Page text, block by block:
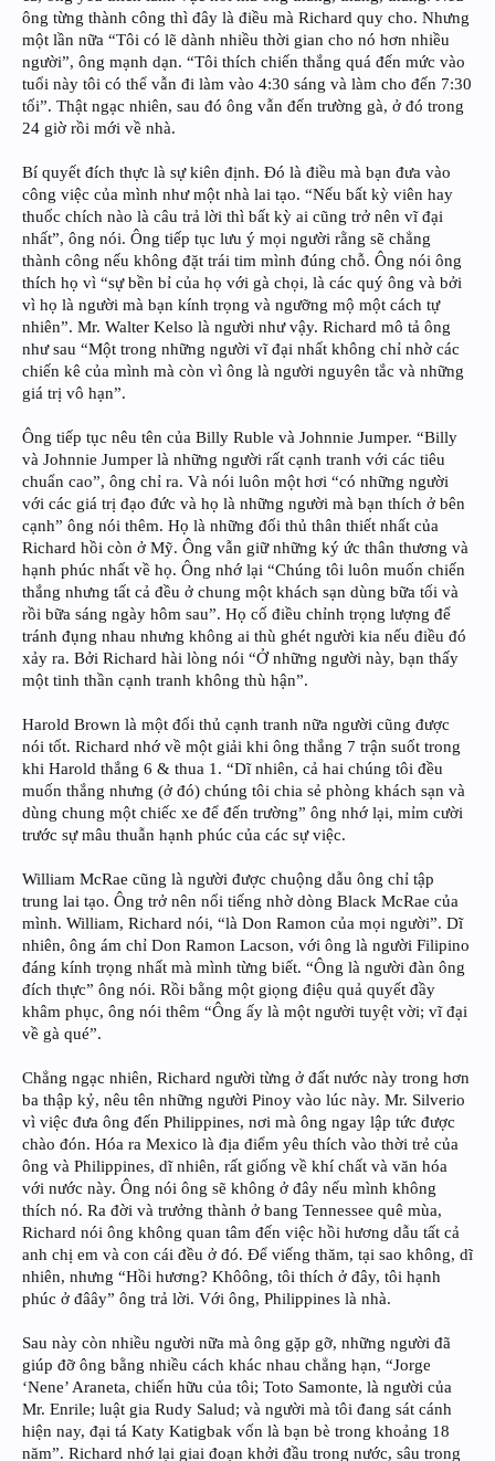
ông từng thành công thì đây là điều mà Richard quy cho. Nhưng
một lần nữa “Tôi có lẽ dành nhiều thời gian cho nó hơn nhiều
người”, ông mạnh dạn. “Tôi thích chiến thắng quá đến mức vào
tuổi này tôi có thể vẫn đi làm vào 4:30 sáng và làm cho đến 7:30
tối”. Thật ngạc nhiên, sau đó ông vẫn đến trường gà, ở đó trong
24 giờ rồi mới về nhà.
Bí quyết đích thực là sự kiên định. Đó là điều mà bạn đưa vào
công việc của mình như một nhà lai tạo. “Nếu bất kỳ viên hay
thuốc chích nào là câu trả lời thì bất kỳ ai cũng trở nên vĩ đại
nhất”, ông nói. Ông tiếp tục lưu ý mọi người rằng sẽ chẳng
thành công nếu không đặt trái tim mình đúng chỗ. Ông nói ông
thích họ vì “sự bền bỉ của họ với gà chọi, là các quý ông và bởi
vì họ là người mà bạn kính trọng và ngưỡng mộ một cách tự
nhiên”. Mr. Walter Kelso là người như vậy. Richard mô tả ông
như sau “Một trong những người vĩ đại nhất không chỉ nhờ các
chiến kê của mình mà còn vì ông là người nguyên tắc và những
giá trị vô hạn”.
Ông tiếp tục nêu tên của Billy Ruble và Johnnie Jumper. “Billy
và Johnnie Jumper là những người rất cạnh tranh với các tiêu
chuẩn cao”, ông chỉ ra. Và nói luôn một hơi “có những người
với các giá trị đạo đức và họ là những người mà bạn thích ở bên
cạnh” ông nói thêm. Họ là những đối thủ thân thiết nhất của
Richard hồi còn ở Mỹ. Ông vẫn giữ những ký ức thân thương và
hạnh phúc nhất về họ. Ông nhớ lại “Chúng tôi luôn muốn chiến
thắng nhưng tất cả đều ở chung một khách sạn dùng bữa tối và
rồi bữa sáng ngày hôm sau”. Họ cố điều chỉnh trọng lượng để
tránh đụng nhau nhưng không ai thù ghét người kia nếu điều đó
xảy ra. Bởi Richard hài lòng nói “Ở những người này, bạn thấy
một tinh thần cạnh tranh không thù hận”.
Harold Brown là một đối thủ cạnh tranh nữa người cũng được
nói tốt. Richard nhớ về một giải khi ông thắng 7 trận suốt trong
khi Harold thắng 6 & thua 1. “Dĩ nhiên, cả hai chúng tôi đều
muốn thắng nhưng (ở đó) chúng tôi chia sẻ phòng khách sạn và
dùng chung một chiếc xe để đến trường” ông nhớ lại, mỉm cười
trước sự mâu thuẫn hạnh phúc của các sự việc.
William McRae cũng là người được chuộng dẫu ông chỉ tập
trung lai tạo. Ông trở nên nổi tiếng nhờ dòng Black McRae của
mình. William, Richard nói, “là Don Ramon của mọi người”. Dĩ
nhiên, ông ám chỉ Don Ramon Lacson, với ông là người Filipino
đáng kính trọng nhất mà mình từng biết. “Ông là người đàn ông
đích thực” ông nói. Rồi bằng một giọng điệu quả quyết đầy
khâm phục, ông nói thêm “Ông ấy là một người tuyệt vời; vĩ đại
về gà qué”.
Chẳng ngạc nhiên, Richard người từng ở đất nước này trong hơn
ba thập kỷ, nêu tên những người Pinoy vào lúc này. Mr. Silverio
vì việc đưa ông đến Philippines, nơi mà ông ngay lập tức được
chào đón. Hóa ra Mexico là địa điểm yêu thích vào thời trẻ của
ông và Philippines, dĩ nhiên, rất giống về khí chất và văn hóa
với nước này. Ông nói ông sẽ không ở đây nếu mình không
thích nó. Ra đời và trưởng thành ở bang Tennessee quê mùa,
Richard nói ông không quan tâm đến việc hồi hương dẫu tất cả
anh chị em và con cái đều ở đó. Để viếng thăm, tại sao không, dĩ
nhiên, nhưng “Hồi hương? Khôông, tôi thích ở đây, tôi hạnh
phúc ở đâây” ông trả lời. Với ông, Philippines là nhà.
Sau này còn nhiều người nữa mà ông gặp gỡ, những người đã
giúp đỡ ông bằng nhiều cách khác nhau chẳng hạn, “Jorge
‘Nene’ Araneta, chiến hữu của tôi; Toto Samonte, là người của
Mr. Enrile; luật gia Rudy Salud; và người mà tôi đang sát cánh
hiện nay, đại tá Katy Katigbak vốn là bạn bè trong khoảng 18
năm”. Richard nhớ lại giai đoạn khởi đầu trong nước, sâu trong